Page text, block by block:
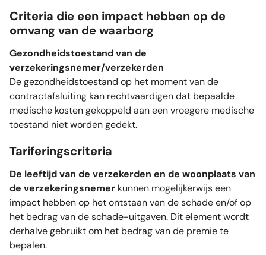
Criteria die een impact hebben op de
omvang van de waarborg
Gezondheidstoestand van de
verzekeringsnemer/verzekerden
De gezondheidstoestand op het moment van de
contractafsluiting kan rechtvaardigen dat bepaalde
medische kosten gekoppeld aan een vroegere medische
toestand niet worden gedekt.
Tariferingscriteria
De leeftijd van de verzekerden en de woonplaats van
de verzekeringsnemer kunnen mogelijkerwijs een
impact hebben op het ontstaan van de schade en/of op
het bedrag van de schade-uitgaven. Dit element wordt
derhalve gebruikt om het bedrag van de premie te
bepalen.